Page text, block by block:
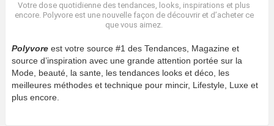
Votre dose quotidienne des tendances, looks, inspirations et plus
encore. Polyvore est une nouvelle façon de découvrir et d’acheter ce
que vous aimez.
Polyvore est votre source #1 des Tendances, Magazine et
source d’inspiration avec une grande attention portée sur la
Mode, beauté, la sante, les tendances looks et déco, les
meilleures méthodes et technique pour mincir, Lifestyle, Luxe et
plus encore.